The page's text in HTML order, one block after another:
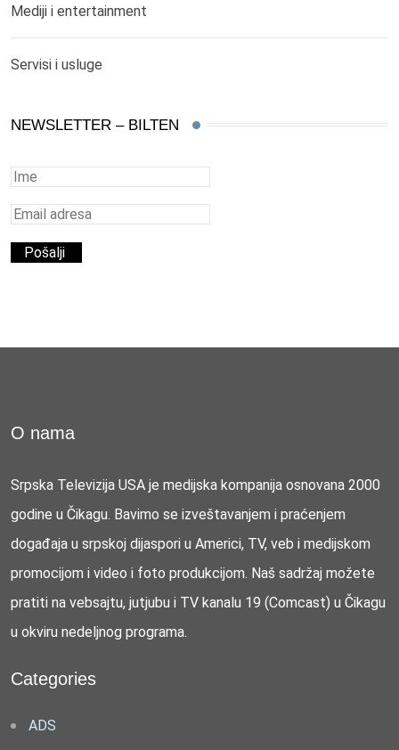
Mediji i entertainment
Servisi i usluge
NEWSLETTER – BILTEN
O nama
Srpska Televizija USA je medijska kompanija osnovana 2000
godine u Čikagu. Bavimo se izveštavanjem i praćenjem
događaja u srpskoj dijaspori u Americi, TV, veb i medijskom
promocijom i video i foto produkcijom. Naš sadržaj možete
pratiti na vebsajtu, jutjubu i TV kanalu 19 (Comcast) u Čikagu
u okviru nedeljnog programa.
Categories
ADS